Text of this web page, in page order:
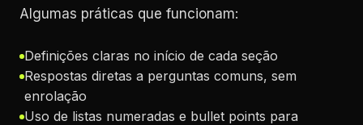
Algumas práticas que funcionam:
Definições claras no início de cada seção
Respostas diretas a perguntas comuns, sem
enrolação
Uso de listas numeradas e bullet points para